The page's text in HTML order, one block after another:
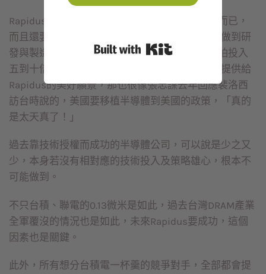
Rapidus的目標，不只是要做到二奈米技術研發而已，
而且還要達到量產目標。產業界認為，若要同時做到研
發與製造，Rapidus要彎道超車直攻二奈米，恐怕投入
五到十倍的人力都不一定達得到，若這是合作方提供給
Rapidus的美好願景，那也很像張忠謀去年回應裴洛西
訪台時說的，美國要移植半導體到美國的政策，「真的
是太天真了！」
過去靠技術授權而成功的半導體公司，可以說是少之又
少，本身若沒有相對應的技術投入及策略雄心，根本不
可能做到。
不只台積、聯電的0.13微米是如此，過去台灣DRAM產業
全軍覆沒的情況也是如此，未來Rapidus要成功，這個
因素也是關鍵。
此外，所有想分台積電一杯羹的競爭對手，全部都會提
Built with Kit